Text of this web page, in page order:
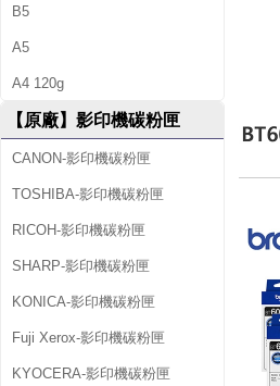
B5
A5
A4 120g
【原廠】影印機碳粉匣
CANON-影印機碳粉匣
TOSHIBA-影印機碳粉匣
RICOH-影印機碳粉匣
SHARP-影印機碳粉匣
KONICA-影印機碳粉匣
Fuji Xerox-影印機碳粉匣
KYOCERA-影印機碳粉匣